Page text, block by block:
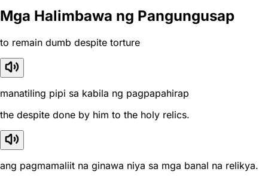
Mga Halimbawa ng Pangungusap
to remain dumb despite torture
manatiling pipi sa kabila ng pagpapahirap
the despite done by him to the holy relics.
ang pagmamaliit na ginawa niya sa mga banal na relikya.